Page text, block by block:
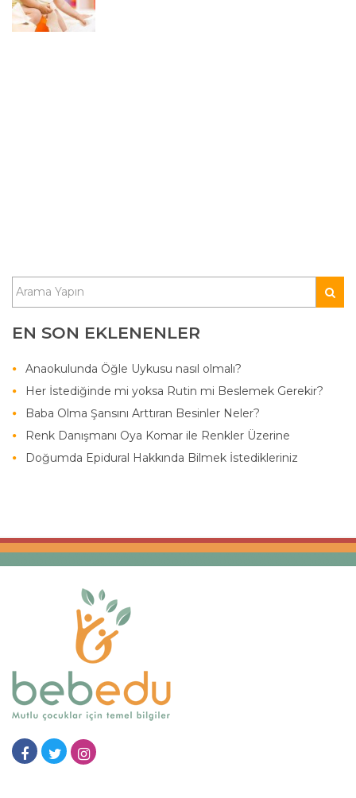
EN SON EKLENENLER
Anaokulunda Öğle Uykusu nasıl olmalı?
Her İstediğinde mi yoksa Rutin mi Beslemek Gerekir?
Baba Olma Şansını Arttıran Besinler Neler?
Renk Danışmanı Oya Komar ile Renkler Üzerine
Doğumda Epidural Hakkında Bilmek İstedikleriniz